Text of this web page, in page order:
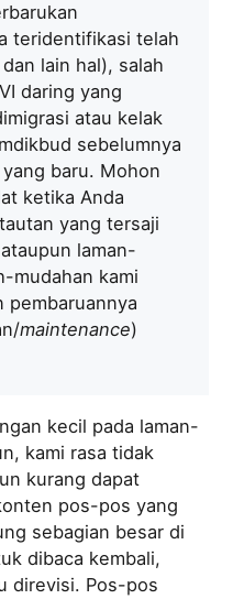
teridentifikasi telah
lain hal), salah
daring yang
atau kelak
sebelumnya
baru. Mohon
ketika Anda
yang tersaji
laman-
mudahan kami
pembaruannya
maintenance)
kecil pada laman-
kami rasa tidak
kurang dapat
pos-pos yang
sebagian besar di
dibaca kembali,
direvisi. Pos-pos